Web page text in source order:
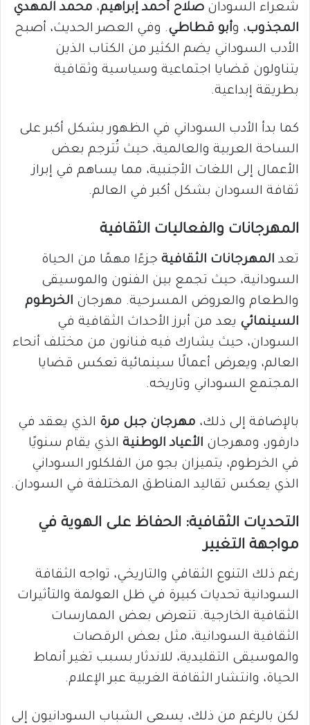
شعراء السودان صلاح أحمد إبراهيم، محمد المهدي
المجذوب، وأبو قطاطي. وفي العصر الحديث، أصبح
الأدب السوداني يضم الكثير من الكتاب الذين
يتناولون قضايا اجتماعية وسياسية وثقافية
بطريقة إبداعية.
كما بدأ الأدب السوداني في الظهور بشكل أكبر على
الساحة العربية والعالمية، حيث تُترجم بعض
الأعمال إلى اللغات الأجنبية، مما يساهم في إبراز
ثقافة السودان بشكل أكبر في العالم.
المهرجانات والفعاليات الثقافية
تعد المهرجانات الثقافية جزءًا مهمًا من الحياة
السودانية، حيث تجمع بين الفنون والموسيقى
والطعام والعروض المسرحية. مهرجان الخرطوم
السينمائي يعد من أبرز الأحداث الثقافية في
السودان، حيث يشارك فيه فنانون من مختلف أنحاء
العالم، ويعرض أعمالًا سينمائية تعكس قضايا
المجتمع السوداني وتاريخه.
بالإضافة إلى ذلك، مهرجان جبل مرة الذي يعقد في
دارفور، ومهرجان الأعياد الوطنية الذي يقام سنويًا
في الخرطوم، يتميزان بجو من الفلكلور السوداني
الذي يعكس تقاليد المناطق المختلفة في السودان.
التحديات الثقافية: الحفاظ على الهوية في
مواجهة التغيير
رغم ذلك التنوع الثقافي والتاريخي، تواجه الثقافة
السودانية تحديات كبيرة في ظل العولمة والتأثيرات
الثقافية الخارجية. تتعرض بعض الممارسات
الثقافية السودانية، مثل بعض الرقصات
والموسيقى التقليدية، للاندثار بسبب تغير أنماط
الحياة، وانتشار الثقافة الغربية عبر الإعلام.
لكن بالرغم من ذلك، يسعى الشباب السودانيون إلى